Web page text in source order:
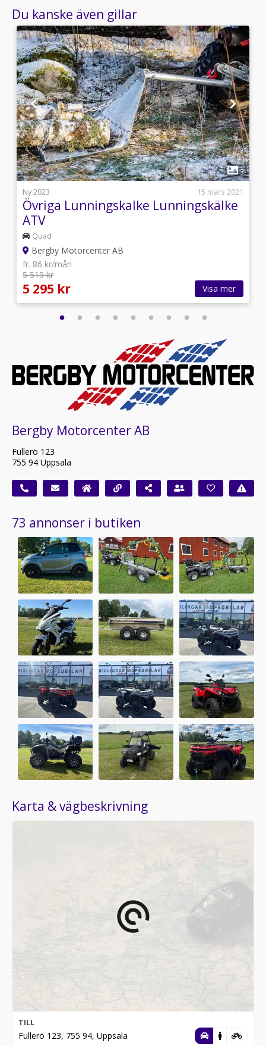
Varmt välkommen in hos oss på Bergby Motorcenter.
Fullerö Backe, Fullerö.
Tel. 018-337166
Bergby Motorcenter, Örbyhus/Vendel:
Tel. 018-337166
Tel. 018-337166
Du kanske även gillar
1
3
Ny 2023
15 mars 2021
Övriga Lunningskalke Lunningskälke
ATV
Quad
Bergby Motorcenter AB
fr. 86 kr/mån
5 519 kr
5 295 kr Visa mer
Bergby Motorcenter AB
Fullerö 123
755 94 Uppsala
73 annonser i butiken
Karta & vägbeskrivning
TILL
Fullerö 123, 755 94, Uppsala